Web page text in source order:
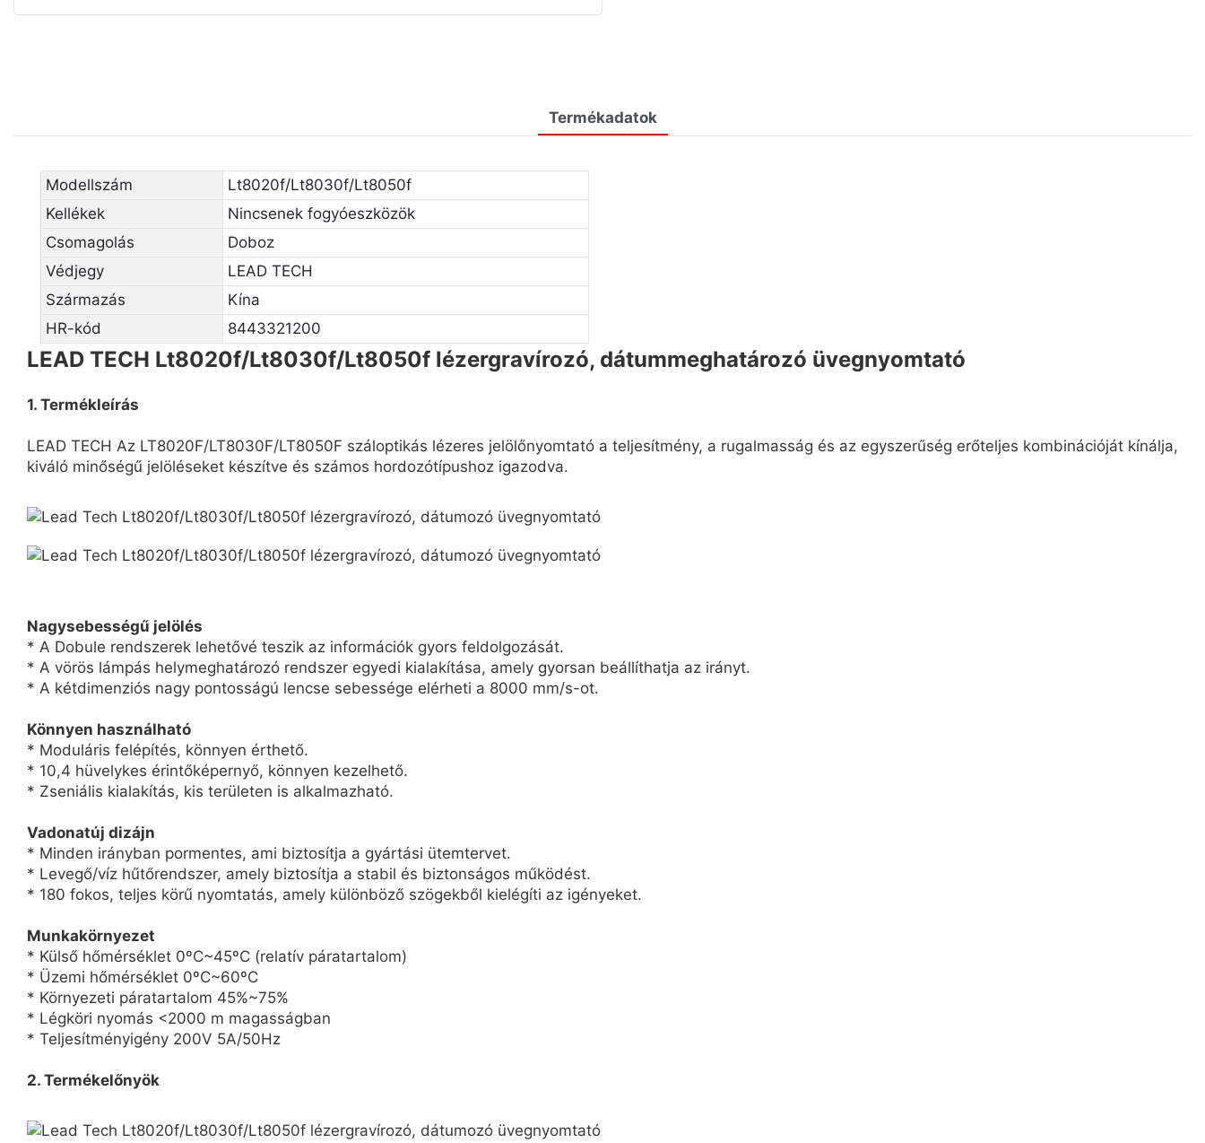
Termékadatok
Modellszám
Lt8020f/Lt8030f/Lt8050f
Kellékek
Nincsenek fogyóeszközök
Csomagolás
Doboz
Védjegy
LEAD TECH
Származás
Kína
HR-kód
8443321200
LEAD TECH Lt8020f/Lt8030f/Lt8050f lézergravírozó, dátummeghatározó üvegnyomtató
1. Termékleírás
LEAD TECH Az LT8020F/LT8030F/LT8050F száloptikás lézeres jelölőnyomtató a teljesítmény, a rugalmasság és az egyszerűség erőteljes kombinációját kínálja,
kiváló minőségű jelöléseket készítve és számos hordozótípushoz igazodva.
Nagysebességű jelölés
* A Dobule rendszerek lehetővé teszik az információk gyors feldolgozását.
* A vörös lámpás helymeghatározó rendszer egyedi kialakítása, amely gyorsan beállíthatja az irányt.
* A kétdimenziós nagy pontosságú lencse sebessége elérheti a 8000 mm/s-ot.
Könnyen használható
* Moduláris felépítés, könnyen érthető.
* 10,4 hüvelykes érintőképernyő, könnyen kezelhető.
* Zseniális kialakítás, kis területen is alkalmazható.
Vadonatúj dizájn
* Minden irányban pormentes, ami biztosítja a gyártási ütemtervet.
* Levegő/víz hűtőrendszer, amely biztosítja a stabil és biztonságos működést.
* 180 fokos, teljes körű nyomtatás, amely különböző szögekből kielégíti az igényeket.
Munkakörnyezet
* Külső hőmérséklet 0ºC~45ºC (relatív páratartalom)
* Üzemi hőmérséklet 0ºC~60ºC
* Környezeti páratartalom 45%~75%
* Légköri nyomás <2000 m magasságban
* Teljesítményigény 200V 5A/50Hz
2. Termékelőnyök